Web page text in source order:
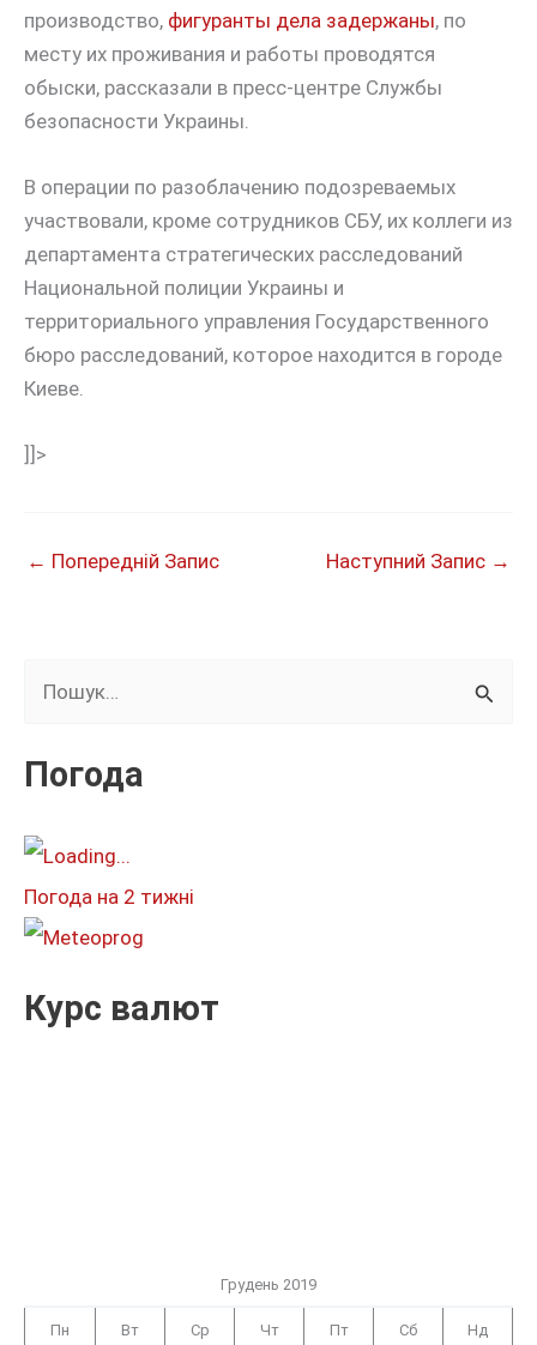
производство, фигуранты дела задержаны, по
месту их проживания и работы проводятся
обыски, рассказали в пресс-центре Службы
безопасности Украины.
В операции по разоблачению подозреваемых
участвовали, кроме сотрудников СБУ, их коллеги из
департамента стратегических расследований
Национальной полиции Украины и
территориального управления Государственного
бюро расследований, которое находится в городе
Киеве.
]]>
← Попередній Запис Наступний Запис →
к
т
:
Погода
Погода на 2 тижні
Курс валют
Грудень 2019
Пн Вт Ср Чт Пт Сб Нд